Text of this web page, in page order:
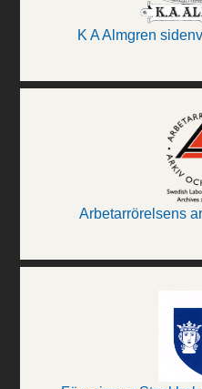
K A Almgren
Arbetarrörelsens